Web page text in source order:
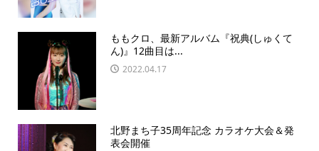
ももクロ、最新アルバム『祝典(しゅくて
ん)』12曲目は...
2022.04.17
北野まち子35周年記念 カラオケ大会＆発
表会開催